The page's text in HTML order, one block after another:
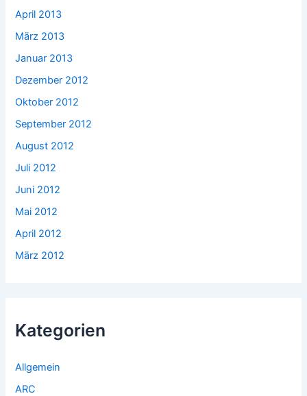
April 2013
März 2013
Januar 2013
Dezember 2012
Oktober 2012
September 2012
August 2012
Juli 2012
Juni 2012
Mai 2012
April 2012
März 2012
Kategorien
Allgemein
ARC